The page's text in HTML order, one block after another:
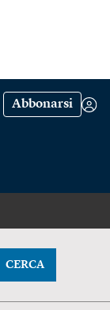
Abbonarsi
CERCA